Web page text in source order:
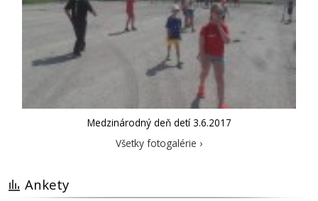
Medzinárodný deň detí 3.6.2017
Všetky fotogalérie ›
Ankety